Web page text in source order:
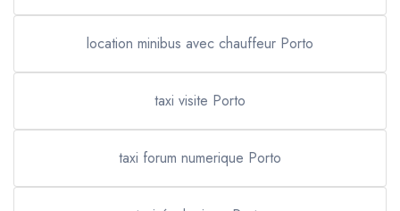
location minibus avec chauffeur Porto
taxi visite Porto
taxi forum numerique Porto